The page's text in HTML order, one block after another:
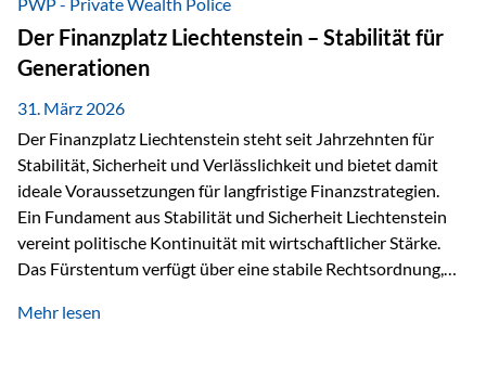
heißt das:Diese Gelder gehören im Konkursfall nicht zur
allgemeinen Konkursmasse, sondern werden ausschließlich
zur Erfüllung…
Der Finanzplatz Liechtenstein – Stabilität für
Generationen
31. März 2026
Der Finanzplatz Liechtenstein steht seit Jahrzehnten für
Stabilität, Sicherheit und Verlässlichkeit und bietet damit
ideale Voraussetzungen für langfristige Finanzstrategien.
Ein Fundament aus Stabilität und Sicherheit Liechtenstein
vereint politische Kontinuität mit wirtschaftlicher Stärke.
Das Fürstentum verfügt über eine stabile Rechtsordnung,
monarchischen Elementen basiert. Diese Struktur schafft
Mehr lesen